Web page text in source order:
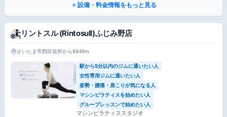
設備・料金情報をもっと見る
リントスル (Rintosull)ふじみ野店
さいたま市西区役所から8849m
駅から5分以内のジムに通いたい人
女性専用ジムに通いたい人
姿勢・腰痛・肩こりが気になる人
マシンピラティスを始めたい人
グループレッスンで始めたい人
マシンピラティススタジオ